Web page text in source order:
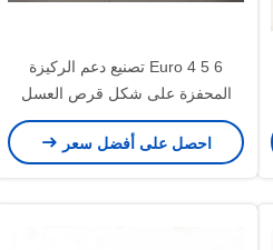
Euro 4 5 6 تصنيع دعم الركيزة
المحفزة على شكل قرص العسل
احصل على أفضل سعر